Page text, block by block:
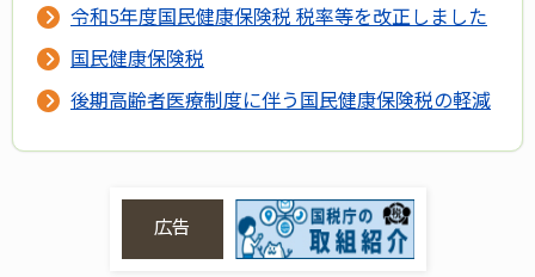
令和5年度国民健康保険税 税率等を改正しました
国民健康保険税
後期高齢者医療制度に伴う国民健康保険税の軽減
広告